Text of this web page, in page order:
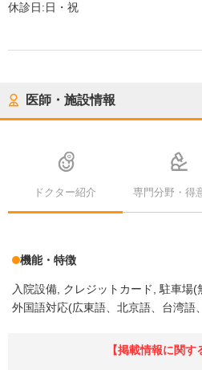
休診日:日・祝
医師・施設情報
ドクター紹介 専門分野・得
機能・特徴
入院設備 クレジットカード 駐車場(
外国語対応(広東語、北京語、台湾語
【掲載情報に関す